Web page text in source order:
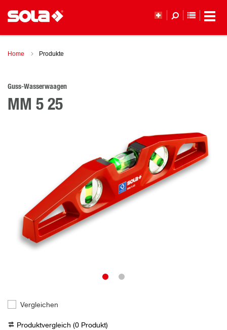
Home Produkte
Guss-Wasserwaagen
MM 5 25
Vergleichen
Produktvergleich (0 Produkt)